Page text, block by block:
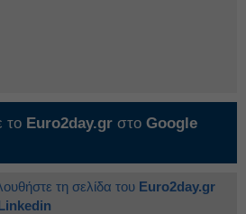
το Euro2day.gr στο Google
τη σελίδα του Euro2day.gr